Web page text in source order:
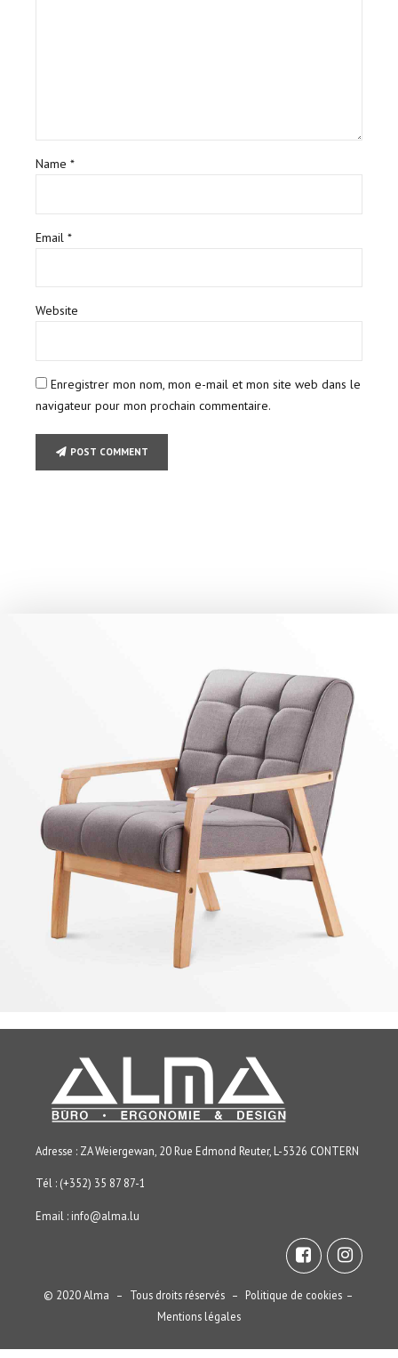
Name *
Email *
Website
Enregistrer mon nom, mon e-mail et mon site web dans le
navigateur pour mon prochain commentaire.
POST COMMENT
Adresse : ZA Weiergewan, 20 Rue Edmond Reuter, L-5326 CONTERN
Tél : (+352) 35 87 87-1
Email : info@alma.lu
© 2020 Alma – Tous droits réservés – Politique de cookies –
Mentions légales